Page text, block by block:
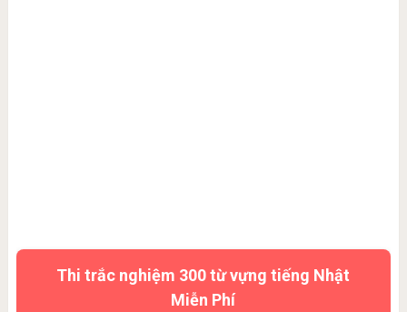
Thi trắc nghiệm 300 từ vựng tiếng Nhật
Miễn Phí